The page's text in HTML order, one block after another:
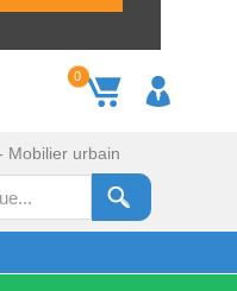
0
Mobilier urbain